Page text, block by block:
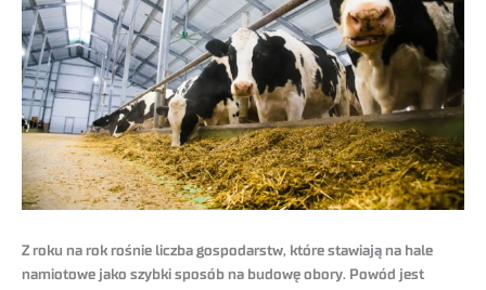
Z roku na rok rośnie liczba gospodarstw, które stawiają na hale
namiotowe jako szybki sposób na budowę obory. Powód jest